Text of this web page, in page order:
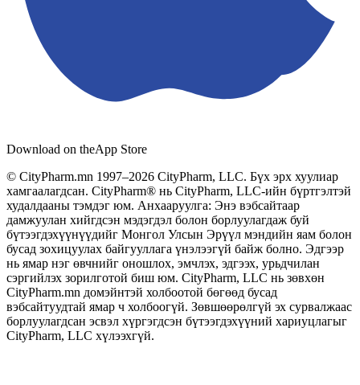
Download on theApp Store
© CityPharm.mn 1997–2026 CityPharm, LLC. Бүх эрх хуулиар
хамгаалагдсан. CityPharm® нь CityPharm, LLC-ийн бүртгэлтэй
худалдааны тэмдэг юм. Анхааруулга: Энэ вэбсайтаар
дамжуулан хийгдсэн мэдэгдэл болон борлуулагдаж буй
бүтээгдэхүүнүүдийг Монгол Улсын Эрүүл мэндийн яам болон
бусад зохицуулах байгууллага үнэлээгүй байж болно. Эдгээр
нь ямар нэг өвчнийг оношлох, эмчлэх, эдгээх, урьдчилан
сэргийлэх зорилготой биш юм. CityPharm, LLC нь зөвхөн
CityPharm.mn домэйнтэй холбоотой бөгөөд бусад
вэбсайтуудтай ямар ч холбоогүй. Зөвшөөрөлгүй эх сурвалжаас
борлуулагдсан эсвэл хүргэгдсэн бүтээгдэхүүний хариуцлагыг
CityPharm, LLC хүлээхгүй.